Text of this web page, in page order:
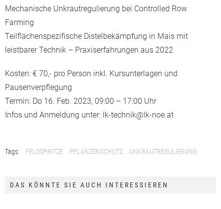
Mechanische Unkrautregulierung bei Controlled Row
Farming
Teilflächenspezifische Distelbekämpfung in Mais mit
leistbarer Technik – Praxiserfahrungen aus 2022
Kosten: € 70,- pro Person inkl. Kursunterlagen und
Pausenverpflegung
Termin: Do 16. Feb. 2023, 09:00 – 17:00 Uhr
Infos und Anmeldung unter: lk-technik@lk-noe.at
Tags: FELDSPRITZE PFLANZENSCHUTZ UNKRAUTREGULIERUNG
DAS KÖNNTE SIE AUCH INTERESSIEREN